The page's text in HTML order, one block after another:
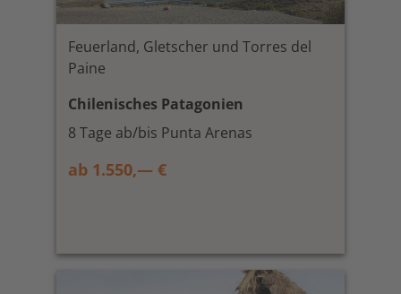
Feuerland, Gletscher und Torres del
Paine
Chilenisches Patagonien
8 Tage ab/bis Punta Arenas
ab 1.550,— €